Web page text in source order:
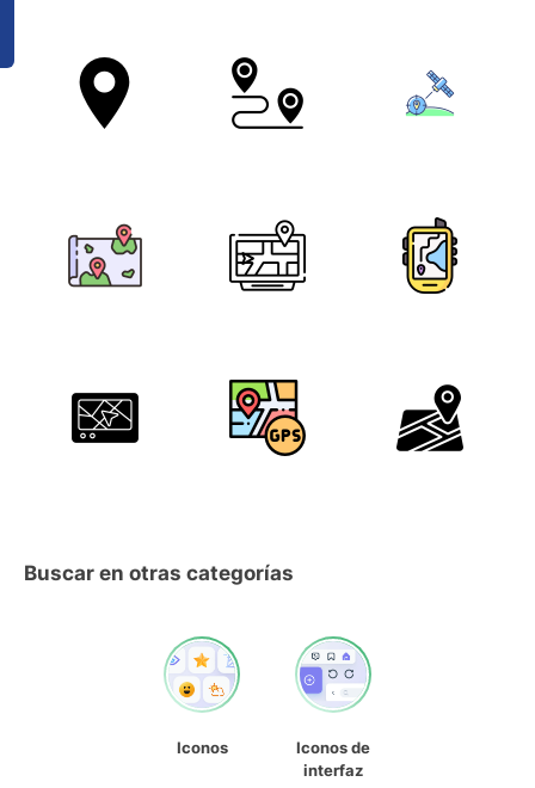
Buscar en otras categorías
Iconos
Iconos de
interfaz